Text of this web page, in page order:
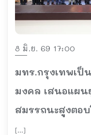
8 มิ.ย. 69 17:00
มทร.กรุงเทพเป็
มงคล เสนอแผ
สมรรถนะสูงตอ
[…]